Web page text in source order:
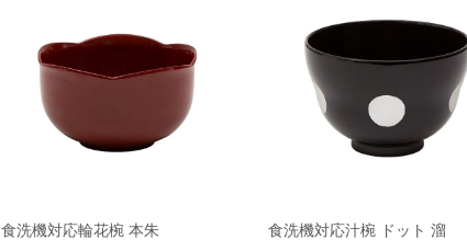
食洗機対応輪花椀 本朱 食洗機対応汁椀 ドット 溜